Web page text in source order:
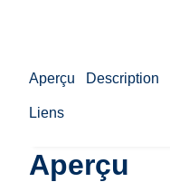
Aperçu Description
Liens
Aperçu